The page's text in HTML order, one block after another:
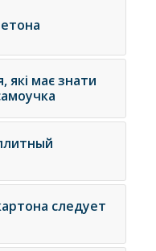
які має знати
следует